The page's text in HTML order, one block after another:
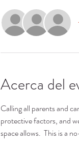
Acerca del
Calling all parents and
protective factors, and
space allows.  This is a